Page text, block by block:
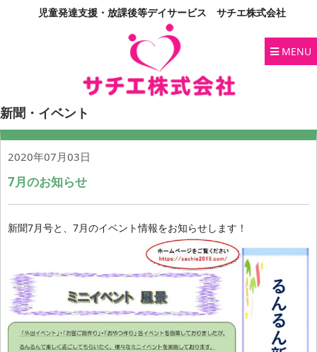
児童発達支援・放課後等デイサービス サチエ株式会社
MENU
新聞・イベント
2020年07月03日
7月のお知らせ
新聞7月号と、7月のイベント情報をお知らせします！